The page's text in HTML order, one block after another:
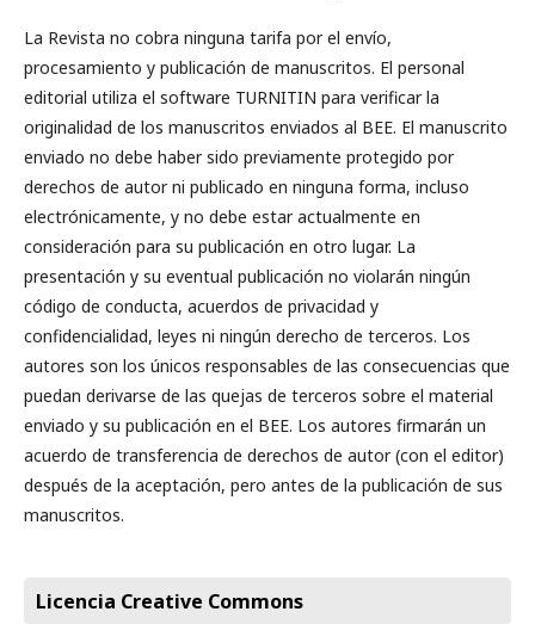
La Revista no cobra ninguna tarifa por el envío,
procesamiento y publicación de manuscritos. El personal
editorial utiliza el software TURNITIN para verificar la
originalidad de los manuscritos enviados al BEE. El manuscrito
enviado no debe haber sido previamente protegido por
derechos de autor ni publicado en ninguna forma, incluso
electrónicamente, y no debe estar actualmente en
consideración para su publicación en otro lugar. La
presentación y su eventual publicación no violarán ningún
código de conducta, acuerdos de privacidad y
confidencialidad, leyes ni ningún derecho de terceros. Los
autores son los únicos responsables de las consecuencias que
puedan derivarse de las quejas de terceros sobre el material
enviado y su publicación en el BEE. Los autores firmarán un
acuerdo de transferencia de derechos de autor (con el editor)
después de la aceptación, pero antes de la publicación de sus
manuscritos.
Licencia Creative Commons